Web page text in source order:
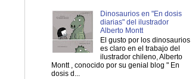
Dinosaurios en "En dosis
diarias" del ilustrador
Alberto Montt
El gusto por los dinosaurios
es claro en el trabajo del
ilustrador chileno, Alberto
Montt , conocido por su genial blog " En
dosis d...